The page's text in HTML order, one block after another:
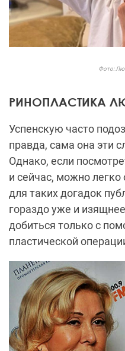
Фото:
РИНОПЛАСТИКА
Успенскую часто
правда, сама она эти
Однако, если
и сейчас, можно
для таких догадок
гораздо уже и
добиться только с
пластической